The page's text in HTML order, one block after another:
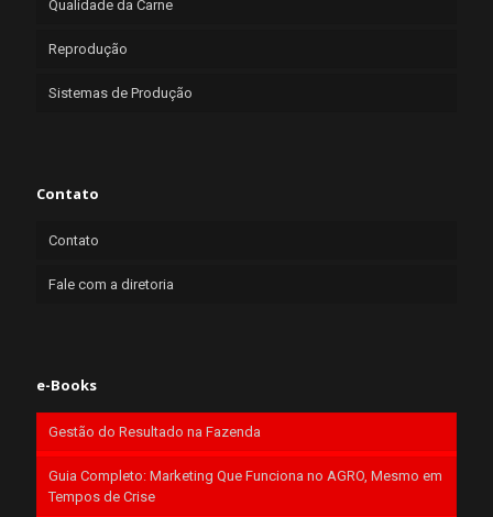
Qualidade da Carne
Reprodução
Sistemas de Produção
Contato
Contato
Fale com a diretoria
e-Books
Gestão do Resultado na Fazenda
Guia Completo: Marketing Que Funciona no AGRO, Mesmo em
Tempos de Crise